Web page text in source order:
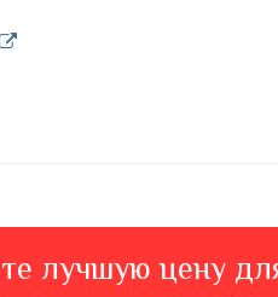
лучшую цену